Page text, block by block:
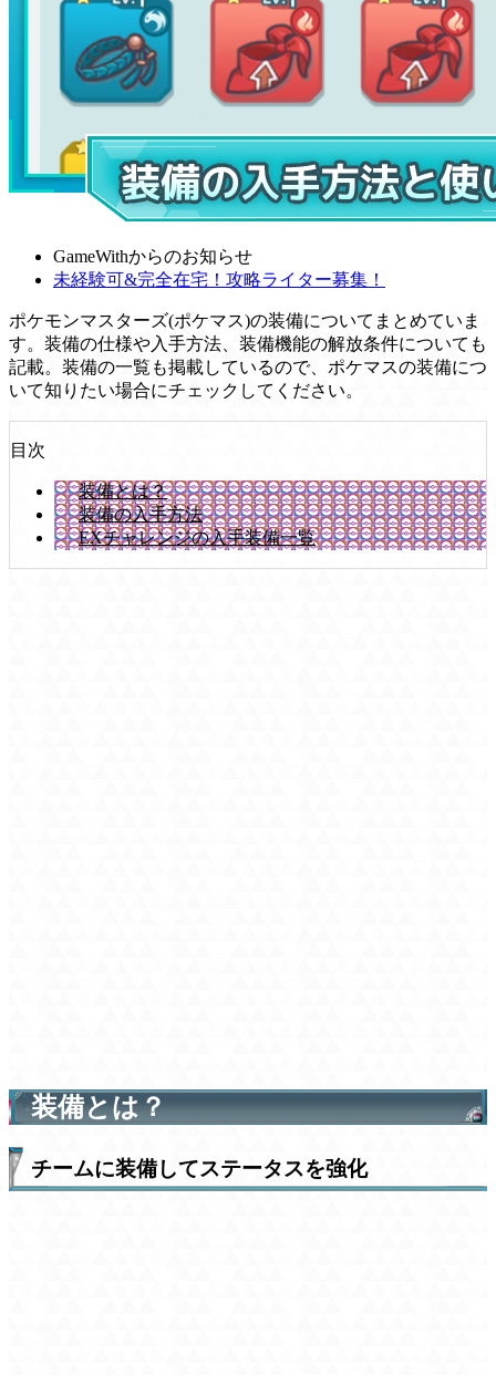
GameWithからのお知らせ
未経験可&完全在宅！攻略ライター募集！
ポケモンマスターズ(ポケマス)の装備についてまとめていま
す。装備の仕様や入手方法、装備機能の解放条件についても
記載。装備の一覧も掲載しているので、ポケマスの装備につ
いて知りたい場合にチェックしてください。
目次
装備とは？
装備の入手方法
EXチャレンジの入手装備一覧
装備とは？
チームに装備してステータスを強化